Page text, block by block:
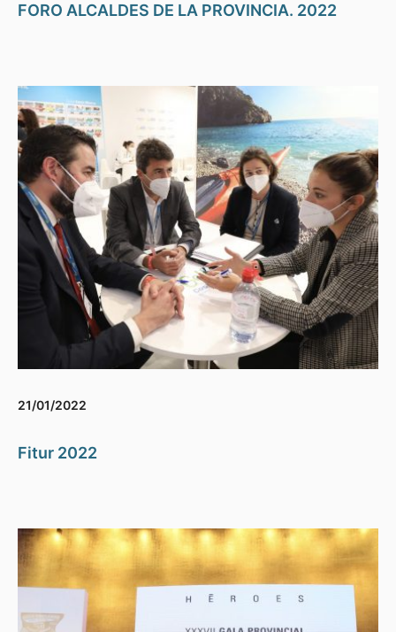
FORO ALCALDES DE LA PROVINCIA. 2022
21/01/2022
Fitur 2022